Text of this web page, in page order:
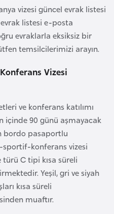
vizesi güncel evrak listesi
listesi e-posta
evraklarla eksiksiz bir
temsilcilerimizi arayın.
Vizesi
ve konferans katılımı
içinde 90 günü aşmayacak
bordo pasaportlu
konferans vizesi
türü C tipi kısa süreli
Yeşil, gri ve siyah
kısa süreli
muaftır.